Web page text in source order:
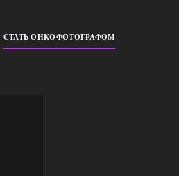
СТАТЬ ОНКОФОТОГРАФОМ